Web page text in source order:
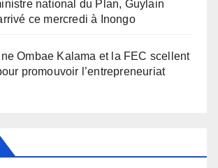
national du Plan, Guylain
ce mercredi à Inongo
Ombae Kalama et la FEC scellent
promouvoir l’entrepreneuriat